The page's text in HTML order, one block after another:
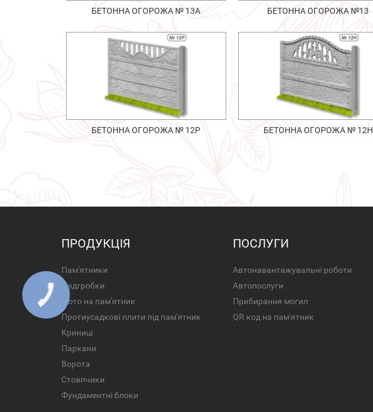
БЕТОННА ОГОРОЖА № 13А БЕТОННА ОГОРОЖА №13
БЕТОННА ОГОРОЖА № 12Р БЕТОННА ОГОРОЖА № 12Н
ПРОДУКЦІЯ
Пам'ятники
Надгробки
Фото на пам'ятник
Протиусадкові плити під пам'ятник
Криниці
Паркани
Ворота
Стовпчики
Фундаментні блоки
ПОСЛУГИ
Автонавантажувальні роботи
Автопослуги
Прибирання могил
QR код на пам'ятник